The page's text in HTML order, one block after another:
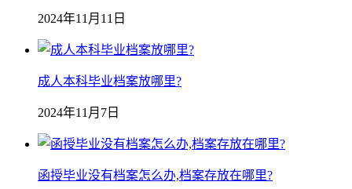
2024年11月11日
成人本科毕业档案放哪里?
2024年11月7日
函授毕业没有档案怎么办,档案存放在哪里?